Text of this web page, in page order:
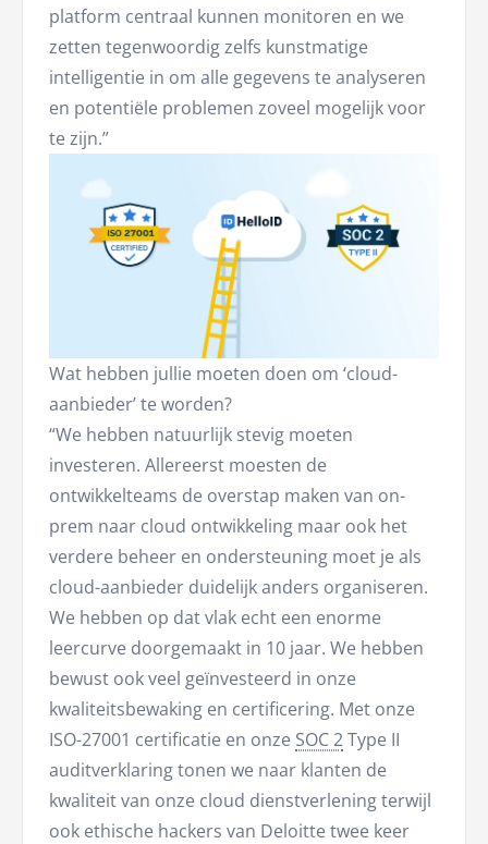
platform centraal kunnen monitoren en we
zetten tegenwoordig zelfs kunstmatige
intelligentie in om alle gegevens te analyseren
en potentiële problemen zoveel mogelijk voor
te zijn.”
Wat hebben jullie moeten doen om ‘cloud-
aanbieder’ te worden?
“We hebben natuurlijk stevig moeten
investeren. Allereerst moesten de
ontwikkelteams de overstap maken van on-
prem naar cloud ontwikkeling maar ook het
verdere beheer en ondersteuning moet je als
cloud-aanbieder duidelijk anders organiseren.
We hebben op dat vlak echt een enorme
leercurve doorgemaakt in 10 jaar. We hebben
bewust ook veel geïnvesteerd in onze
kwaliteitsbewaking en certificering. Met onze
ISO-27001 certificatie en onze SOC 2Type II
auditverklaring tonen we naar klanten de
kwaliteit van onze cloud dienstverlening terwijl
ook ethische hackers van Deloitte twee keer